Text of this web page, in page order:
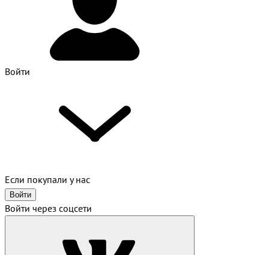
Войти
Если покупали у нас
Войти
Войти через соцсети